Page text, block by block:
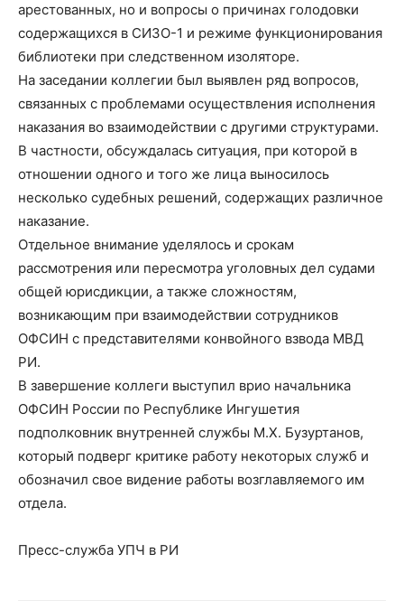
арестованных, но и вопросы о причинах голодовки
содержащихся в СИЗО-1 и режиме функционирования
библиотеки при следственном изоляторе.
На заседании коллегии был выявлен ряд вопросов,
связанных с проблемами осуществления исполнения
наказания во взаимодействии с другими структурами.
В частности, обсуждалась ситуация, при которой в
отношении одного и того же лица выносилось
несколько судебных решений, содержащих различное
наказание.
Отдельное внимание уделялось и срокам
рассмотрения или пересмотра уголовных дел судами
общей юрисдикции, а также сложностям,
возникающим при взаимодействии сотрудников
ОФСИН с представителями конвойного взвода МВД
РИ.
В завершение коллеги выступил врио начальника
ОФСИН России по Республике Ингушетия
подполковник внутренней службы М.Х. Бузуртанов,
который подверг критике работу некоторых служб и
обозначил свое видение работы возглавляемого им
отдела.
Пресс-служба УПЧ в РИ